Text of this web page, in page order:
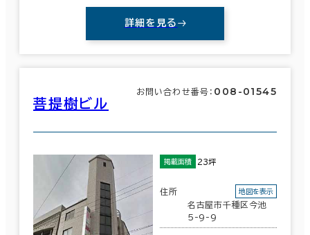
詳細を見る
菩提樹ビル
お問い合わせ番号： 008-01545
掲載面積 23坪
住所
名古屋市千種区今池
5-9-9
地図を表示
497室
(271棟)
この条件で検索する